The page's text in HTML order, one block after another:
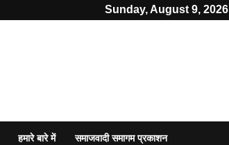
Sunday, August 9, 2026
हमारे बारे में समाजवादी समागम प्रकाशन